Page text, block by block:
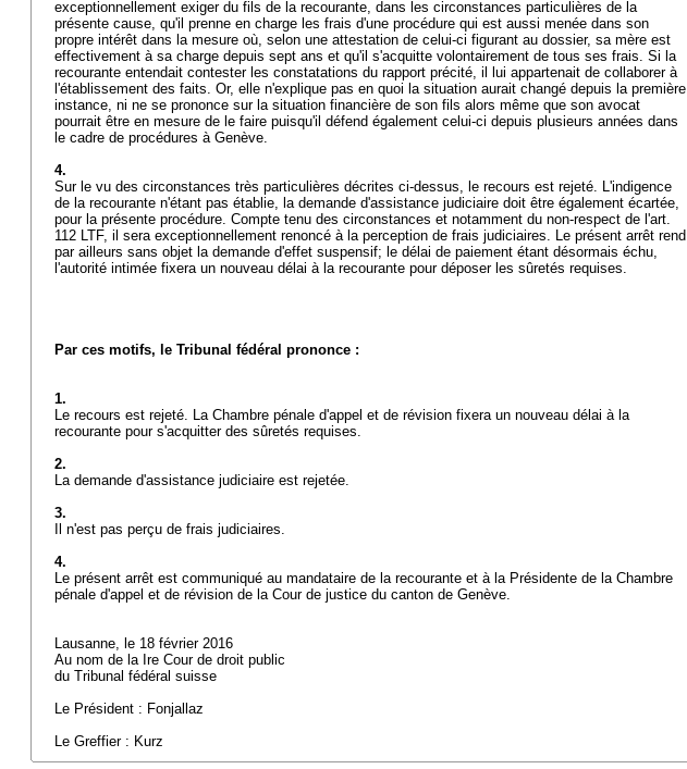
exceptionnellement exiger du fils de la recourante, dans les circonstances particulières de la
présente cause, qu'il prenne en charge les frais d'une procédure qui est aussi menée dans son
propre intérêt dans la mesure où, selon une attestation de celui-ci figurant au dossier, sa mère est
effectivement à sa charge depuis sept ans et qu'il s'acquitte volontairement de tous ses frais. Si la
recourante entendait contester les constatations du rapport précité, il lui appartenait de collaborer à
l'établissement des faits. Or, elle n'explique pas en quoi la situation aurait changé depuis la première
instance, ni ne se prononce sur la situation financière de son fils alors même que son avocat
pourrait être en mesure de le faire puisqu'il défend également celui-ci depuis plusieurs années dans
le cadre de procédures à Genève.
4.
Sur le vu des circonstances très particulières décrites ci-dessus, le recours est rejeté. L'indigence
de la recourante n'étant pas établie, la demande d'assistance judiciaire doit être également écartée,
pour la présente procédure. Compte tenu des circonstances et notamment du non-respect de l'art.
112 LTF, il sera exceptionnellement renoncé à la perception de frais judiciaires. Le présent arrêt rend
par ailleurs sans objet la demande d'effet suspensif; le délai de paiement étant désormais échu,
l'autorité intimée fixera un nouveau délai à la recourante pour déposer les sûretés requises.
Par ces motifs, le Tribunal fédéral prononce :
1.
Le recours est rejeté. La Chambre pénale d'appel et de révision fixera un nouveau délai à la
recourante pour s'acquitter des sûretés requises.
2.
La demande d'assistance judiciaire est rejetée.
3.
Il n'est pas perçu de frais judiciaires.
4.
Le présent arrêt est communiqué au mandataire de la recourante et à la Présidente de la Chambre
pénale d'appel et de révision de la Cour de justice du canton de Genève.
Lausanne, le 18 février 2016
Au nom de la Ire Cour de droit public
du Tribunal fédéral suisse
Le Président : Fonjallaz
Le Greffier : Kurz